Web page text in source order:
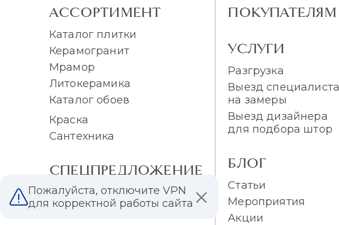
АССОРТИМЕНТ
Каталог плитки
Керамогранит
Мрамор
Литокерамика
Каталог обоев
Краска
Сантехника
СПЕЦПРЕДЛОЖЕНИЕ
Распродажа плитки
Распродажа обоев
ПОКУПАТЕЛЯМ
УСЛУГИ
Разгрузка
Выезд специалиста
на замеры
Выезд дизайнера
для подбора штор
БЛОГ
Статьи
Мероприятия
Акции
Пожалуйста, отключите VPN
для корректной работы сайта